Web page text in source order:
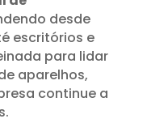
desde
escritórios e
para lidar
aparelhos,
continue a